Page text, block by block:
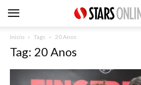
Inicio Tags 20 Anos
Tag: 20 Anos